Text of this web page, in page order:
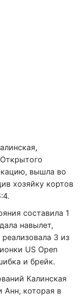
вышла во
хозяйку кортов
составила 1
навылет,
3 из
US Open
и брейк.
Калинская
Анн, которая в